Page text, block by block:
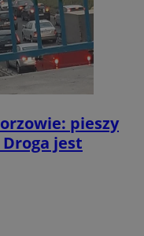
pieszy
Droga jest